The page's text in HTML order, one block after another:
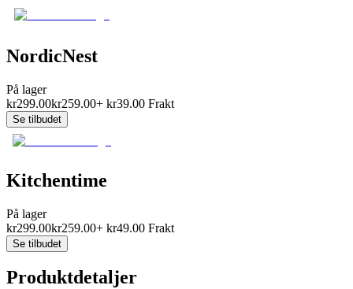
NordicNest
På lager
kr299.00kr259.00+ kr39.00 Frakt
Se tilbudet
Kitchentime
På lager
kr299.00kr259.00+ kr49.00 Frakt
Se tilbudet
Produktdetaljer